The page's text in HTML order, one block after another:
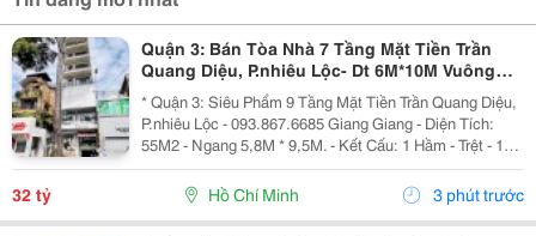
Quận 3: Bán Tòa Nhà 7 Tầng Mặt Tiền Trần
Quang Diệu, P.nhiêu Lộc- Dt 6M*10M Vuông
Đẹp- Nhà 2 Mt Thoáng- Chính Chủ Chào Giá
Chỉ 32T
* Quận 3: Siêu Phẩm 9 Tầng Mặt Tiền Trần Quang Diệu,
P.nhiêu Lộc - 093.867.6685 Giang Giang - Diện Tích:
55M2 - Ngang 5,8M * 9,5M. - Kết Cấu: 1 Hầm - Trệt - 1
Lửng - 5 Tầng - Sân Thượng - Thang Máy. + Tầng Hầm:
Kinh Doanh Giặt Sấy. + Tầng Trệt -...
32 tỷ Hồ Chí Minh 3 phút trước